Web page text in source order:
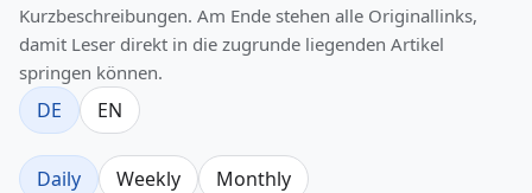
Kurzbeschreibungen. Am Ende stehen alle Originallinks,
damit Leser direkt in die zugrunde liegenden Artikel
springen können.
DE EN
Daily Weekly Monthly